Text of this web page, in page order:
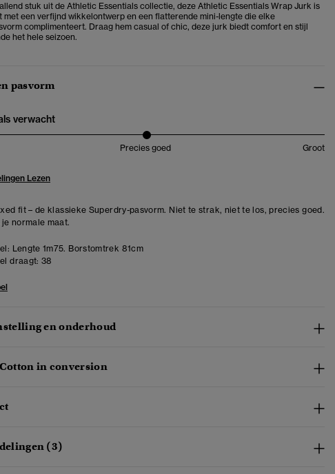
stuk uit de Athletic Essentials collectie, deze Athletic Essentials Wrap Jurk is
met een verfijnd wikkelontwerp en een flatterende mini-lengte die elke
complimenteert. Draag hem casual of chic, deze jurk biedt comfort en stijl
het hele seizoen.
pasvorm
verwacht
Precies goed Groot
Lezen
fit – de klassieke Superdry-pasvorm. Niet te strak, niet te los, precies goed.
je normale maat.
Lengte 1m75. Borstomtrek 81cm
draagt: 38
en onderhoud
in conversion
(3)